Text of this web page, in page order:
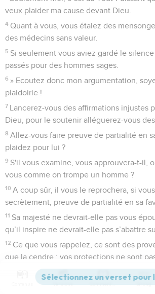
veux plaider ma cause devant Dieu.
4 Quant à vous, vous étalez des
des médecins sans valeur.
5 Si seulement vous aviez gardé le
passés pour des hommes sages.
6 » Ecoutez donc mon argumentation,
plaidoirie !
7 Lancerez-vous des affirmations injustes
Dieu, pour le soutenir alléguerez-vous
8 Allez-vous faire preuve de partialité en
plaidez pour lui ?
9 S'il vous examine, vous approuvera-t-il,
vous comme on trompe un homme ?
10 A coup sûr, il vous le reprochera, si
secrètement, preuve de partialité en sa
11 Sa majesté ne devrait-elle pas vous
qu’il inspire ne devrait-elle pas s’abattre
12 Ce que vous rappelez, ce sont des
que la cendre ; vos protections ne sont
» Taisez-vous, laissez-moi, c’est moi
Versions Commentaires Strong